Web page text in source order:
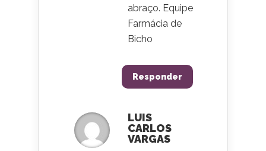
abraço. Equipe
Farmácia de
Bicho
Responder
LUIS
CARLOS
VARGAS